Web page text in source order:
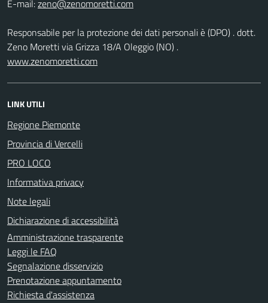
E-mail:
Responsabile per la protezione dei dati personali è (DPO) . dott.
Zeno Moretti via Grizza 18/A Oleggio (NO) .
www.zenomoretti.com
LINK UTILI
Regione Piemonte
Provincia di Vercelli
PRO LOCO
Informativa privacy
Note legali
Dichiarazione di accessibilità
Amministrazione trasparente
Leggi le FAQ
Segnalazione disservizio
Prenotazione appuntamento
Richiesta d'assistenza